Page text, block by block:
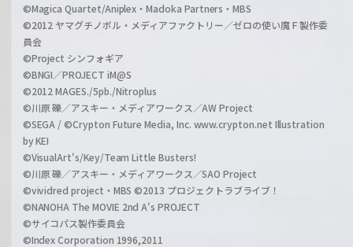
©Magica Quartet/Aniplex・Madoka Partners・MBS
©2012 ヤマグチノボル・メディアファクトリー／ゼロの使い魔Ｆ製作委
員会
©Project シンフォギア
©BNGI／PROJECT iM@S
©2012 MAGES./5pb./Nitroplus
©川原 礫／アスキー・メディアワークス／AW Project
©SEGA / ©Crypton Future Media, Inc. www.crypton.net Illustration
by KEI
©VisualArt's/Key/Team Little Busters!
©川原 礫／アスキー・メディアワークス／SAO Project
©vividred project・MBS ©2013 プロジェクトラブライブ！
©NANOHA The MOVIE 2nd A's PROJECT
©サイコパス製作委員会
©Index Corporation 1996,2011